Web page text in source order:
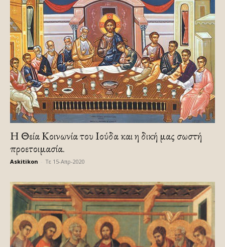
Η Θεία Κοινωνία του Ιούδα και η δική μας σωστή
προετοιμασία.
Askitikon Τε 15-Απρ-2020